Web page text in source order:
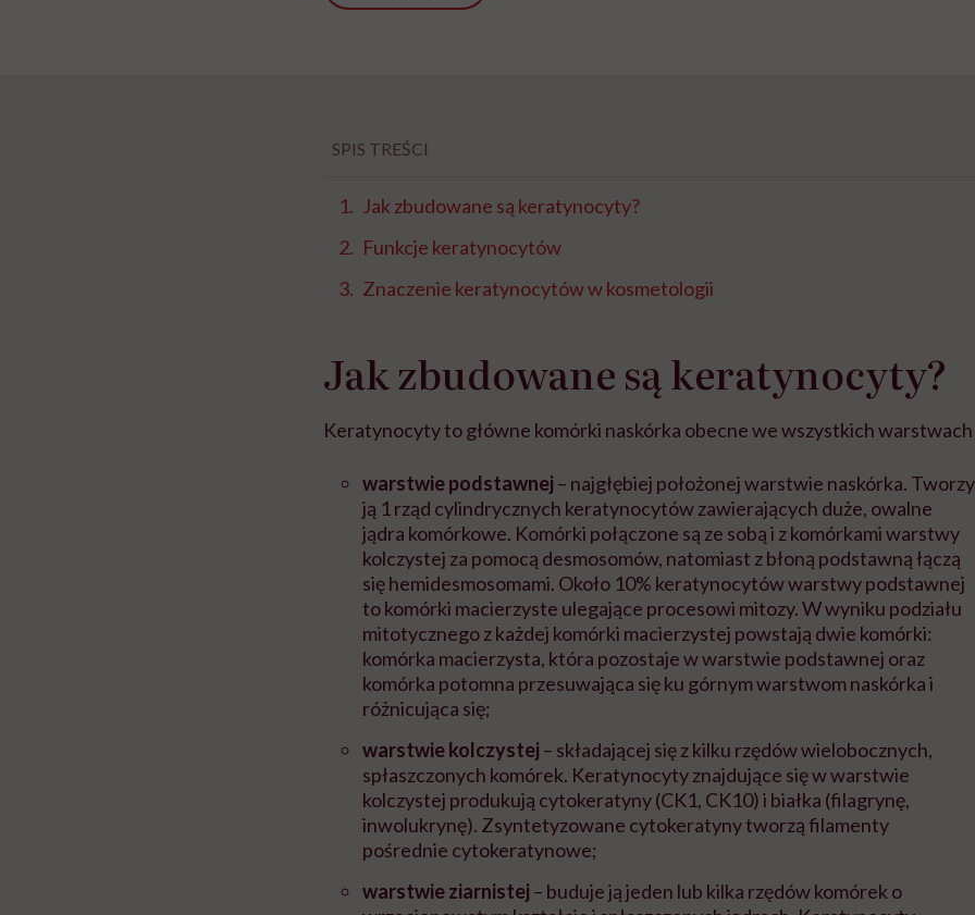
SPIS TREŚCI
Jak zbudowane są keratynocyty?
Funkcje keratynocytów
Znaczenie keratynocytów w kosmetologii
Jak zbudowane są keratynocyty?
Keratynocyty to główne komórki naskórka obecne we wszystkich warstwach
warstwie podstawnej – najgłębiej położonej warstwie naskórka. Tworzy
ją 1 rząd cylindrycznych keratynocytów zawierających duże, owalne
jądra komórkowe. Komórki połączone są ze sobą i z komórkami warstwy
kolczystej za pomocą desmosomów, natomiast z błoną podstawną łączą
się hemidesmosomami. Około 10% keratynocytów warstwy podstawnej
to komórki macierzyste ulegające procesowi mitozy. W wyniku podziału
mitotycznego z każdej komórki macierzystej powstają dwie komórki:
komórka macierzysta, która pozostaje w warstwie podstawnej oraz
komórka potomna przesuwająca się ku górnym warstwom naskórka i
różnicująca się;
warstwie kolczystej – składającej się z kilku rzędów wielobocznych,
spłaszczonych komórek. Keratynocyty znajdujące się w warstwie
kolczystej produkują cytokeratyny (CK1, CK10) i białka (filagrynę,
inwolukrynę). Zsyntetyzowane cytokeratyny tworzą filamenty
pośrednie cytokeratynowe;
warstwie ziarnistej – buduje ją jeden lub kilka rzędów komórek o